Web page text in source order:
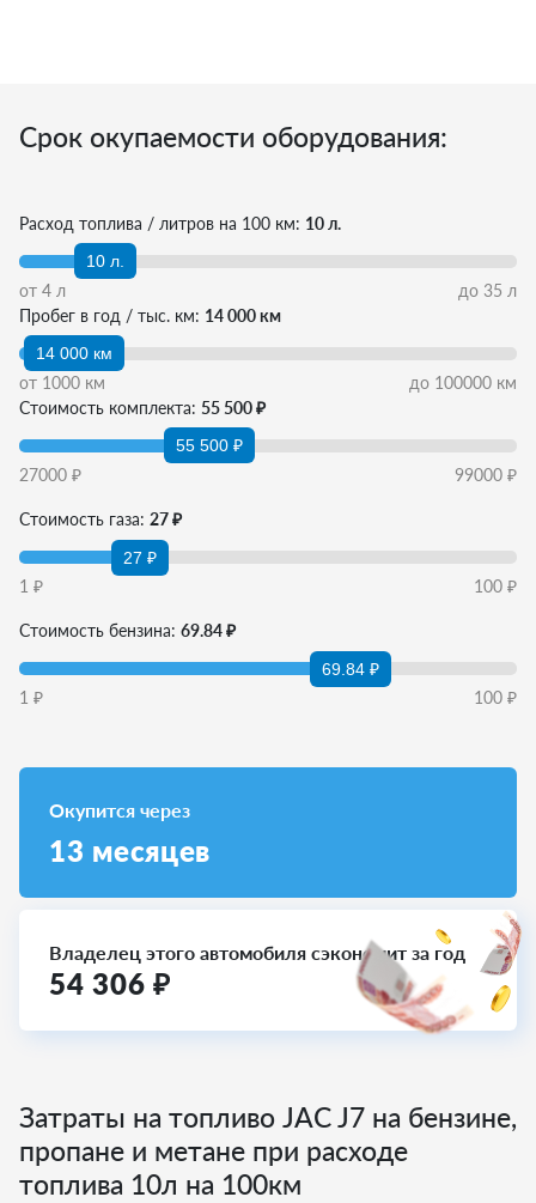
Срок окупаемости оборудования:
Расход топлива / литров на 100 км: 10 л.
10 л.
от 4 л до 35 л
Пробег в год / тыс. км: 14 000 км
14 000 км
от 1000 км до 100000 км
Стоимость комплекта: 55 500 ₽
55 500 ₽
27000 ₽ 99000 ₽
Стоимость газа: 27 ₽
27 ₽
1 ₽ 100 ₽
Стоимость бензина: 69.84 ₽
69.84 ₽
1 ₽ 100 ₽
Окупится через
13 месяцев
Владелец этого автомобиля сэкономит за год
54 306 ₽
Затраты на топливо JAC J7 на бензине,
пропане и метане при расходе
топлива 10л на 100км